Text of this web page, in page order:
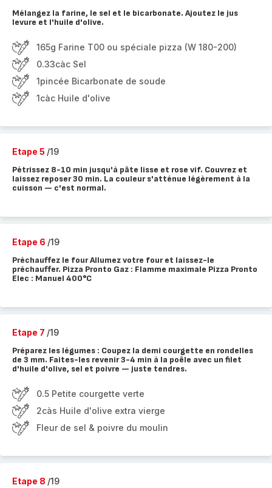
Mélangez la farine, le sel et le bicarbonate. Ajoutez le jus
levure et l'huile d'olive.
165g Farine T00 ou spéciale pizza (W 180-200)
0.33càc Sel
1pincée Bicarbonate de soude
1càc Huile d'olive
Etape 5 /19
Pétrissez 8-10 min jusqu'à pâte lisse et rose vif. Couvrez et
laissez reposer 30 min. La couleur s'atténue légèrement à la
cuisson — c'est normal.
Etape 6 /19
Préchauffez le four Allumez votre four et laissez-le
préchauffer. Pizza Pronto Gaz : Flamme maximale Pizza Pronto
Elec : Manuel 400°C
Etape 7 /19
Préparez les légumes : Coupez la demi courgette en rondelles
de 3 mm. Faites-les revenir 3-4 min à la poêle avec un filet
d'huile d'olive, sel et poivre — juste tendres.
0.5 Petite courgette verte
2càs Huile d'olive extra vierge
Fleur de sel & poivre du moulin
Etape 8 /19